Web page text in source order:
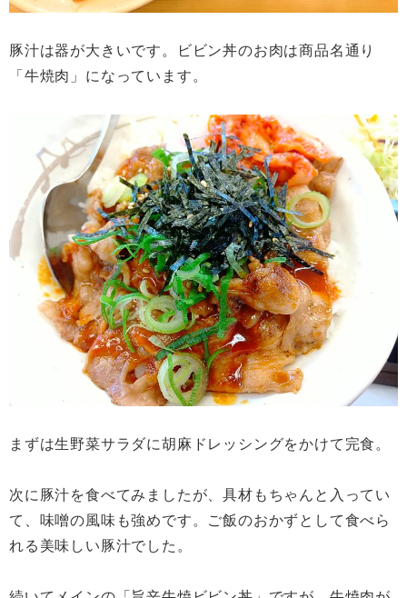
豚汁は器が大きいです。ビビン丼のお肉は商品名通り
「牛焼肉」になっています。
まずは生野菜サラダに胡麻ドレッシングをかけて完食。
次に豚汁を食べてみましたが、具材もちゃんと入ってい
て、味噌の風味も強めです。ご飯のおかずとして食べら
れる美味しい豚汁でした。